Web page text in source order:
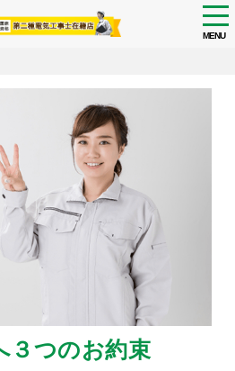
MENU
３つのお約束